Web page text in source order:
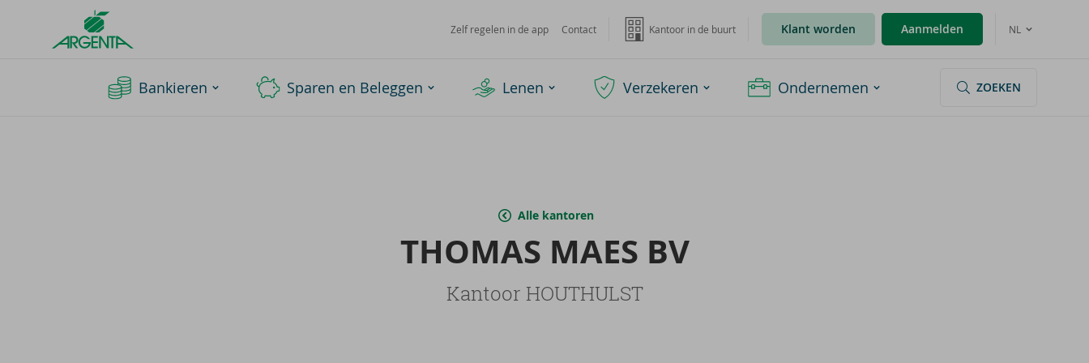
Argenta
Homepage
Zelf regelen in de app Contact Kantoor in de buurt Klant worden Aanmelden NL
Bankieren Sparen en Beleggen Lenen Verzekeren Ondernemen ZOEKEN
Alle kantoren
THO­MAS MAES BV
Kantoor HOUTHULST